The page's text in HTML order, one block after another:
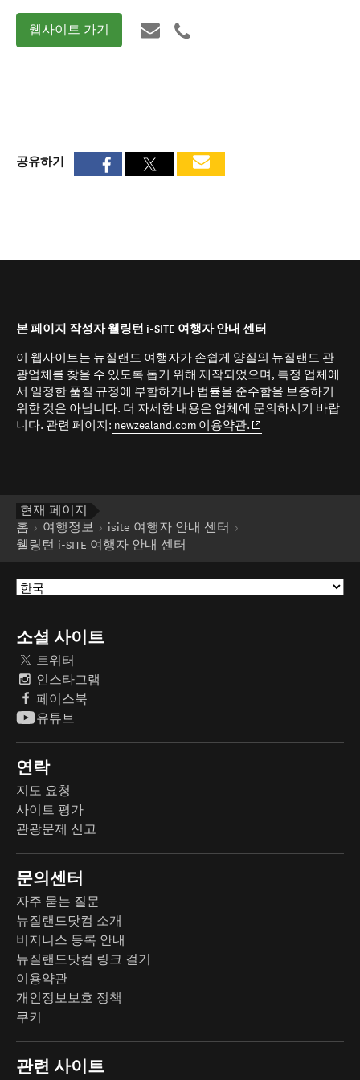
웹사이트 가기
공유하기
본 페이지 작성자 웰링턴 i-SITE 여행자 안내 센터
이 웹사이트는 뉴질랜드 여행자가 손쉽게 양질의 뉴질랜드 관
광업체를 찾을 수 있도록 돕기 위해 제작되었으며, 특정 업체에
서 일정한 품질 규정에 부합하거나 법률을 준수함을 보증하기
위한 것은 아닙니다. 더 자세한 내용은 업체에 문의하시기 바랍
니다. 관련 페이지: newzealand.com 이용약관. (opens in new window)
현재 페이지
홈
여행정보
isite 여행자 안내 센터
웰링턴 i-SITE 여행자 안내 센터
소셜 사이트
트위터
인스타그램
페이스북
유튜브
연락
지도 요청
사이트 평가
관광문제 신고
문의센터
자주 묻는 질문
뉴질랜드닷컴 소개
비지니스 등록 안내
뉴질랜드닷컴 링크 걸기
이용약관
개인정보보호 정책
쿠키
관련 사이트